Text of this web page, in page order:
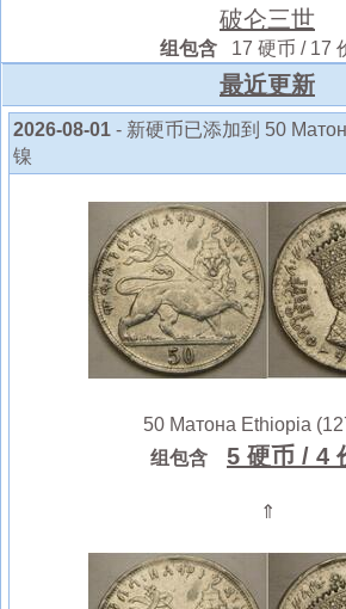
破仑三世
组包含 17 硬币 / 17
最近更新
2026-08-01 - 新硬币已添加到 50
镍
50 Матона Ethiopia
组包含
5 硬币 / 4
⇑